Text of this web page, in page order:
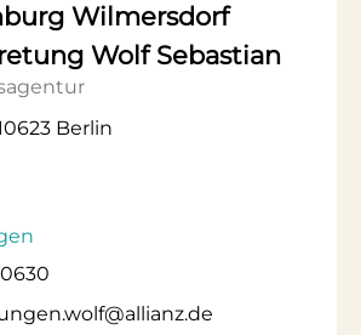
Wilmersdorf
Wolf Sebastian
Berlin